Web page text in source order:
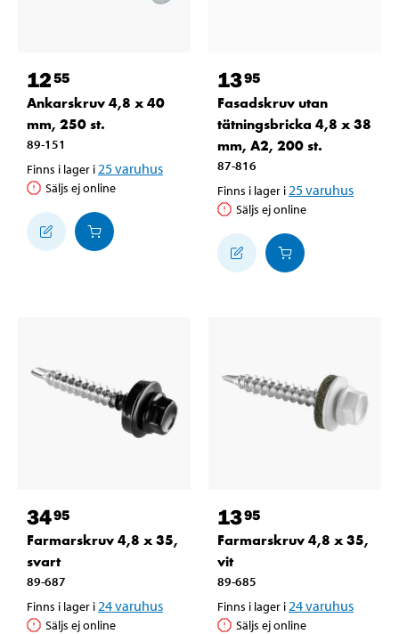
1255
Ankarskruv 4,8 x 40
mm, 250 st.
89-151
Finns i lager i 25varuhus
Säljs ej online
1395
Fasadskruv utan
tätningsbricka 4,8 x 38
mm, A2, 200 st.
87-816
Finns i lager i 25varuhus
Säljs ej online
3495
Farmarskruv 4,8 x 35,
svart
89-687
Finns i lager i 24varuhus
Säljs ej online
1395
Farmarskruv 4,8 x 35,
vit
89-685
Finns i lager i 24varuhus
Säljs ej online